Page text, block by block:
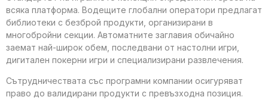
всяка платформа. Водещите глобални оператори предлагат
библиотеки с безброй продукти, организирани в
многобройни секции. Автоматните заглавия обичайно
заемат най-широк обем, последвани от настолни игри,
дигитален покерни игри и специализирани развлечения.
Сътрудничествата със програмни компании осигуряват
право до валидирани продукти с превъзходна позиция.